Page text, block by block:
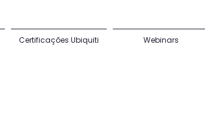
Certificações Ubiquiti Webinars